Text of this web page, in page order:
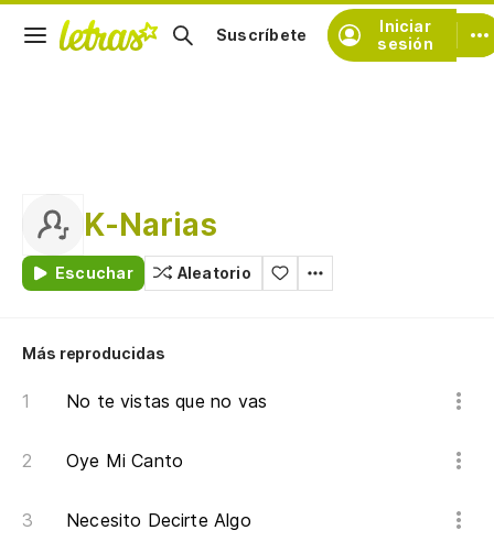
Iniciar
sesión
Suscríbete
K-Narias
Escuchar Aleatorio
Más reproducidas
No te vistas que no vas
Oye Mi Canto
Necesito Decirte Algo